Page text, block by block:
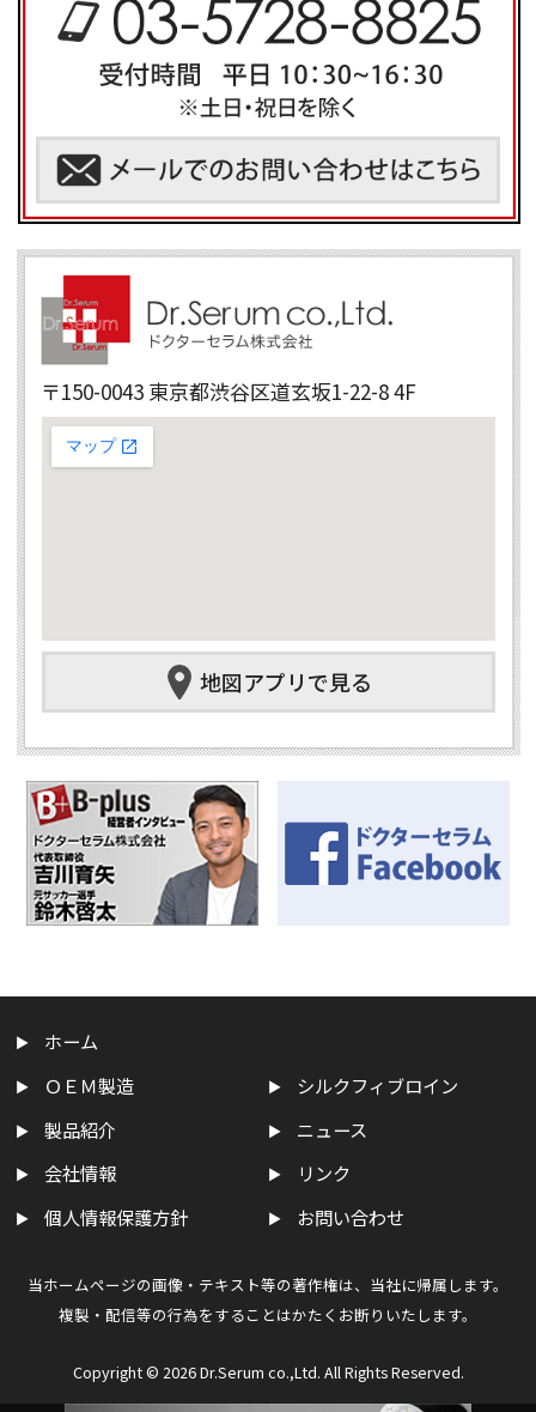
〒150-0043 東京都渋谷区道玄坂1-22-8 4F
地図アプリで見る
ホーム
ＯＥＭ製造
シルクフィブロイン
製品紹介
ニュース
会社情報
リンク
個人情報保護方針
お問い合わせ
当ホームページの画像・テキスト等の著作権は、当社に帰属します。
複製・配信等の行為をすることはかたくお断りいたします。
Copyright © 2026 Dr.Serum co.,Ltd. All Rights Reserved.